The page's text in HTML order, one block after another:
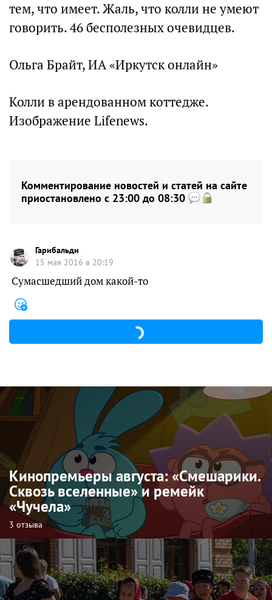
тем, что имеет. Жаль, что колли не умеют
говорить. 46 бесполезных очевидцев.
Ольга Брайт, ИА «Иркутск онлайн»
Колли в арендованном коттедже.
Изображение Lifenews.
Комментирование новостей и статей на сайте
приостановлено с 23:00 до 08:30
Гарибальди
15 мая 2016 в 20:19
Сумасшедший дом какой-то
Кинопремьеры августа: «Смешарики.
Сквозь вселенные» и ремейк
«Чучела»
3 отзыва